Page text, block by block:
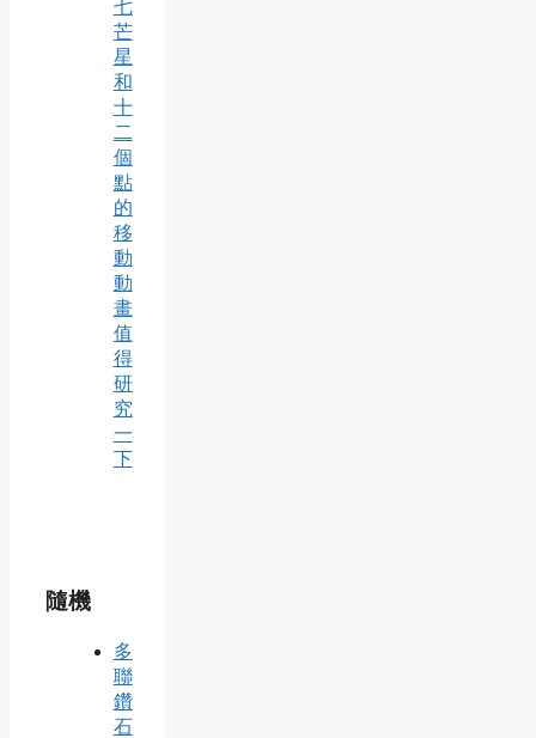
七
芒
星
和
十
二
個
點
的
移
動
動
畫
值
得
研
究
一
下
隨機
多
聯
鑽
石